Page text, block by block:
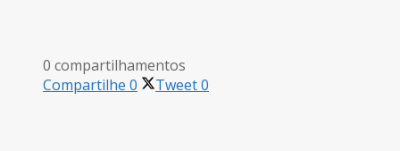
0 compartilhamentos
Compartilhe 0 Tweet0